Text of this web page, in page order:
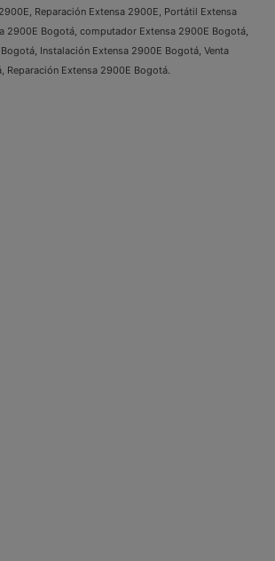
Reparación Extensa 2900E, Portátil Extensa
2900E Bogotá, computador Extensa 2900E Bogotá,
Instalación Extensa 2900E Bogotá, Venta
Reparación Extensa 2900E Bogotá.